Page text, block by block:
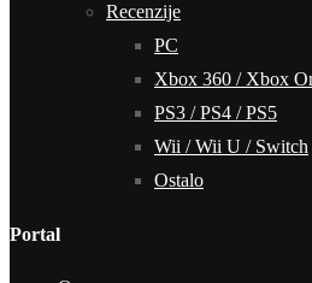
Recenzije
PC
Xbox 360 / Xbox
PS3 / PS4 / PS5
Wii / Wii U / Switch
Ostalo
Portal